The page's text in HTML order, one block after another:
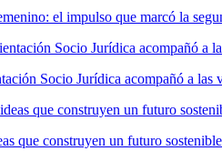
el impulso que marcó la
Socio Jurídica acompañó a
que construyen un futuro